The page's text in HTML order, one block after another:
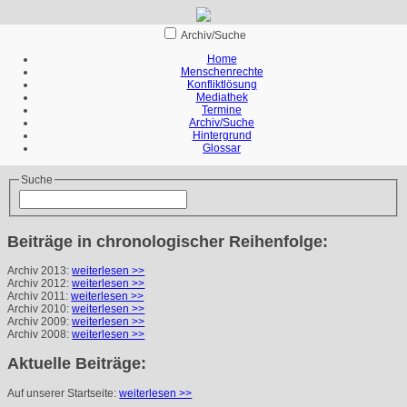
Archiv/Suche
Home
Menschenrechte
Konfliktlösung
Mediathek
Termine
Archiv/Suche
Hintergrund
Glossar
Suche
Beiträge in chronologischer Reihenfolge:
Archiv 2013:weiterlesen >>
Archiv 2012:weiterlesen >>
Archiv 2011:weiterlesen >>
Archiv 2010:weiterlesen >>
Archiv 2009:weiterlesen >>
Archiv 2008:weiterlesen >>
Aktuelle Beiträge:
Auf unserer Startseite:weiterlesen >>